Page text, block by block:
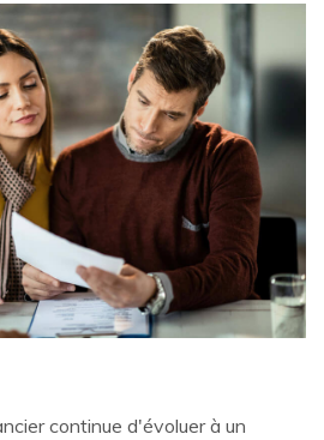
continue d'évoluer à un